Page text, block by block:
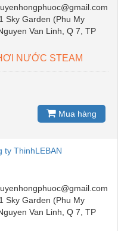
Sky Garden (Phu My
Van Linh, Q 7, TP
NƯỚC STEAM
Mua hàng
ty ThinhLEBAN
Sky Garden (Phu My
Van Linh, Q 7, TP